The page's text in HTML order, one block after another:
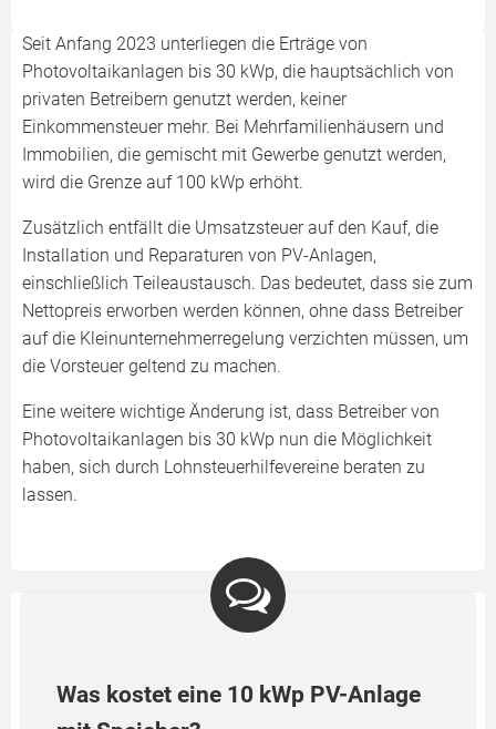
Seit Anfang 2023 unterliegen die Erträge von
Photovoltaikanlagen bis 30 kWp, die hauptsächlich von
privaten Betreibern genutzt werden, keiner
Einkommensteuer mehr. Bei Mehrfamilienhäusern und
Immobilien, die gemischt mit Gewerbe genutzt werden,
wird die Grenze auf 100 kWp erhöht.
Zusätzlich entfällt die Umsatzsteuer auf den Kauf, die
Installation und Reparaturen von PV-Anlagen,
einschließlich Teileaustausch. Das bedeutet, dass sie zum
Nettopreis erworben werden können, ohne dass Betreiber
auf die Kleinunternehmerregelung verzichten müssen, um
die Vorsteuer geltend zu machen.
Eine weitere wichtige Änderung ist, dass Betreiber von
Photovoltaikanlagen bis 30 kWp nun die Möglichkeit
haben, sich durch Lohnsteuerhilfevereine beraten zu
lassen.
Was kostet eine 10 kWp PV-Anlage